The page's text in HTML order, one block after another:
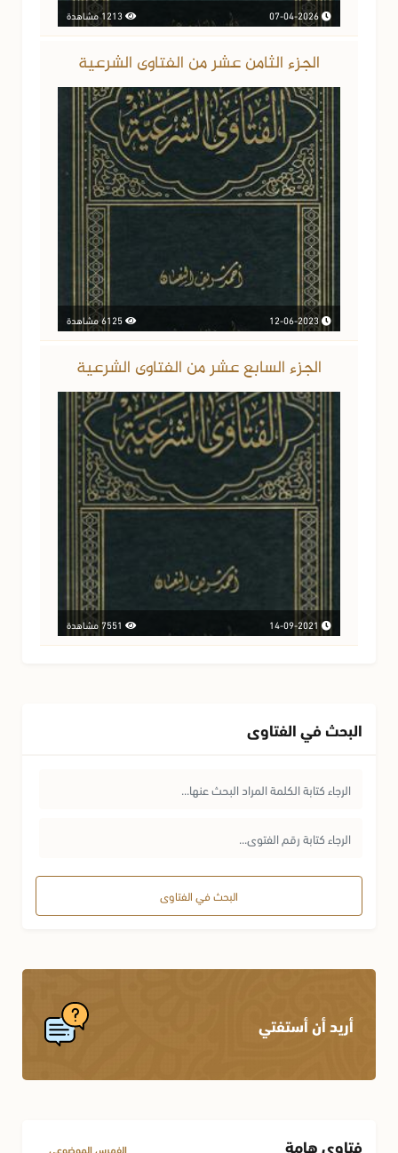
الجزء الثامن عشر من الفتاوى الشرعية
الجزء السابع عشر من الفتاوى الشرعية
البحث في الفتاوى
البحث في الفتاوى
أريد أن أستفتي
فتاوى هامة الفهرس الموضوعي